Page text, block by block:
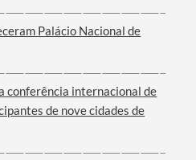
Palácio Nacional de
conferência internacional de
de nove cidades de